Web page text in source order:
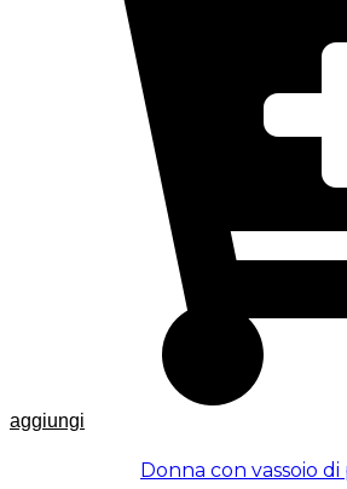
aggiungi
Donna con vassoio di